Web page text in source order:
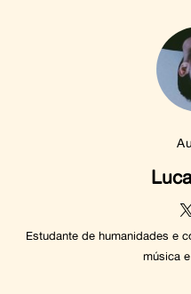
Estudante de humanidades e
música